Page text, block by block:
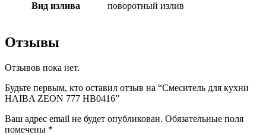
Вид излива поворотный излив
Отзывы
Отзывов пока нет.
Будьте первым, кто оставил отзыв на “Смеситель для кухни
HAIBA ZEON 777 HB0416”
Ваш адрес email не будет опубликован. Обязательные поля
помечены *